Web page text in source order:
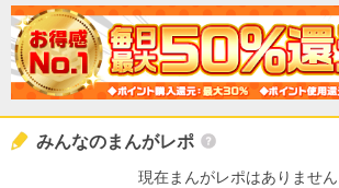
みんなのまんがレポ
現在まんがレポはありません